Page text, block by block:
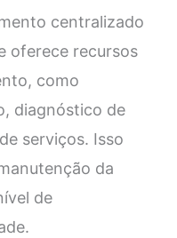
centralizado
oferece recursos
como
diagnóstico de
serviços. Isso
da
de